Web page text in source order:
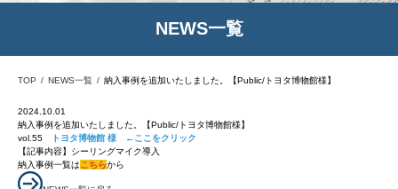
NEWS一覧
TOP NEWS一覧 納入事例を追加いたしました。【Public/トヨタ博物館様】
2024.10.01
納入事例を追加いたしました。【Public/トヨタ博物館様】
vol.55
トヨタ博物館 様 ←ここをクリック
【記事内容】シーリングマイク導入
納入事例一覧はこちらから